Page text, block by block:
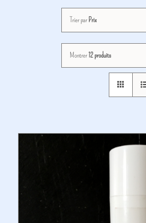
Trier par Prix
Montrer12 produits